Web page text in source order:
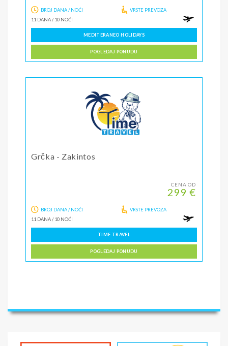
BROJ DANA / NOĆI
11 DANA/10 NOĆI
VRSTE PREVOZA
MEDITERANEO HOLIDAYS
POGLEDAJ PONUDU
Grčka - Zakintos
CENA OD
299 €
BROJ DANA / NOĆI
11 DANA/10 NOĆI
VRSTE PREVOZA
TIME TRAVEL
POGLEDAJ PONUDU